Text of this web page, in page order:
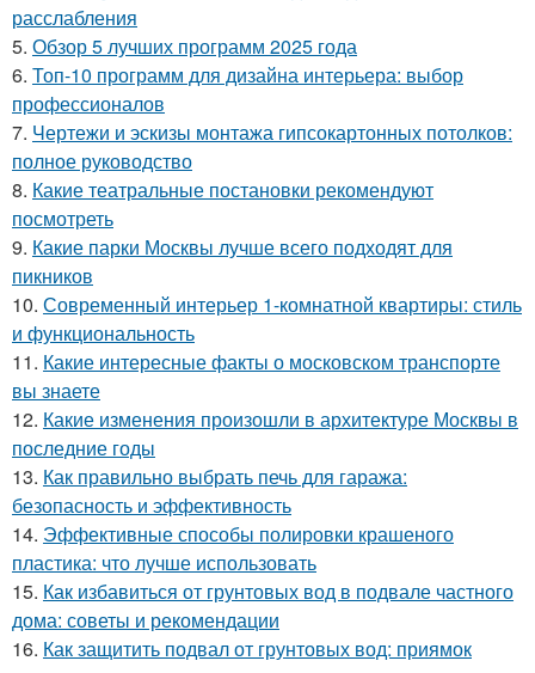
расслабления
5. Обзор 5 лучших программ 2025 года
6. Топ-10 программ для дизайна интерьера: выбор
профессионалов
7. Чертежи и эскизы монтажа гипсокартонных потолков:
полное руководство
8. Какие театральные постановки рекомендуют
посмотреть
9. Какие парки Москвы лучше всего подходят для
пикников
10. Современный интерьер 1-комнатной квартиры: стиль
и функциональность
11. Какие интересные факты о московском транспорте
вы знаете
12. Какие изменения произошли в архитектуре Москвы в
последние годы
13. Как правильно выбрать печь для гаража:
безопасность и эффективность
14. Эффективные способы полировки крашеного
пластика: что лучше использовать
15. Как избавиться от грунтовых вод в подвале частного
дома: советы и рекомендации
16. Как защитить подвал от грунтовых вод: приямок